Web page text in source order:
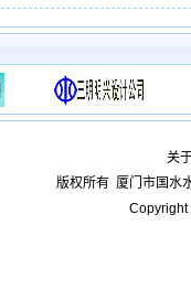
关
版权所有 厦门市国水
Copyright